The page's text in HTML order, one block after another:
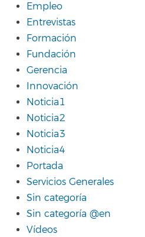
Empleo
Entrevistas
Formación
Fundación
Gerencia
Innovación
Noticia1
Noticia2
Noticia3
Noticia4
Portada
Servicios Generales
Sin categoría
Sin categoría @en
Vídeos